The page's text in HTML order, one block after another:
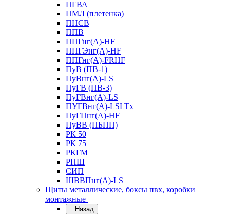
ПГВА
ПМЛ (плетенка)
ПНСВ
ППВ
ППГнг(А)-HF
ППГЭнг(А)-HF
ППГнг(А)-FRHF
ПуВ (ПВ-1)
ПуВнг(А)-LS
ПуГВ (ПВ-3)
ПуГВнг(А)-LS
ПУГВнг(А)-LSLTx
ПуГПнг(А)-HF
ПуВВ (ПБПП)
РК 50
РК 75
РКГМ
РПШ
СИП
ШВВПнг(А)-LS
Щиты металлические, боксы пвх, коробки
монтажные
Назад